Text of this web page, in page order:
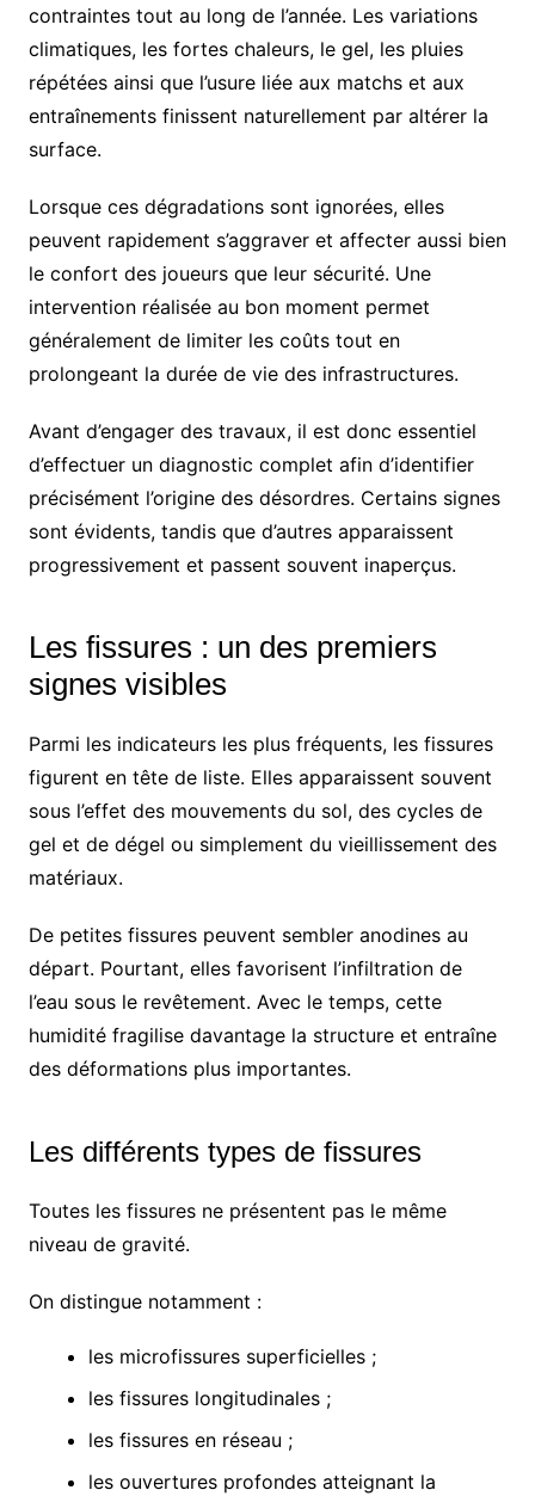
contraintes tout au long de l’année. Les variations
climatiques, les fortes chaleurs, le gel, les pluies
répétées ainsi que l’usure liée aux matchs et aux
entraînements finissent naturellement par altérer la
surface.
Lorsque ces dégradations sont ignorées, elles
peuvent rapidement s’aggraver et affecter aussi bien
le confort des joueurs que leur sécurité. Une
intervention réalisée au bon moment permet
généralement de limiter les coûts tout en
prolongeant la durée de vie des infrastructures.
Avant d’engager des travaux, il est donc essentiel
d’effectuer un diagnostic complet afin d’identifier
précisément l’origine des désordres. Certains signes
sont évidents, tandis que d’autres apparaissent
progressivement et passent souvent inaperçus.
Les fissures : un des premiers
signes visibles
Parmi les indicateurs les plus fréquents, les fissures
figurent en tête de liste. Elles apparaissent souvent
sous l’effet des mouvements du sol, des cycles de
gel et de dégel ou simplement du vieillissement des
matériaux.
De petites fissures peuvent sembler anodines au
départ. Pourtant, elles favorisent l’infiltration de
l’eau sous le revêtement. Avec le temps, cette
humidité fragilise davantage la structure et entraîne
des déformations plus importantes.
Les différents types de fissures
Toutes les fissures ne présentent pas le même
niveau de gravité.
On distingue notamment :
les microfissures superficielles ;
les fissures longitudinales ;
les fissures en réseau ;
les ouvertures profondes atteignant la